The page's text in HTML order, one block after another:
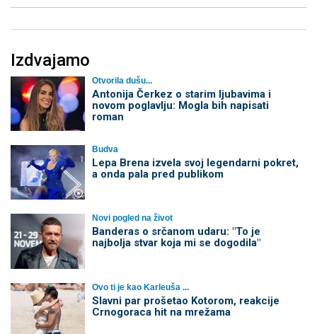
Izdvajamo
Otvorila dušu...
Antonija Čerkez o starim ljubavima i
novom poglavlju: Mogla bih napisati
roman
Budva
Lepa Brena izvela svoj legendarni pokret,
a onda pala pred publikom
Novi pogled na život
Banderas o srčanom udaru: "To je
najbolja stvar koja mi se dogodila"
Ovo ti je kao Karleuša ...
Slavni par prošetao Kotorom, reakcije
Crnogoraca hit na mrežama